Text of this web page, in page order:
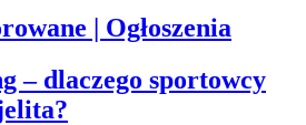
| Ogłoszenia
– dlaczego sportowcy